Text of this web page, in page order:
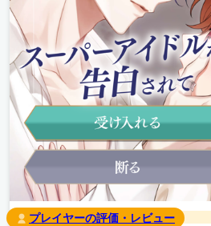
プレイヤーの評価・レビュー